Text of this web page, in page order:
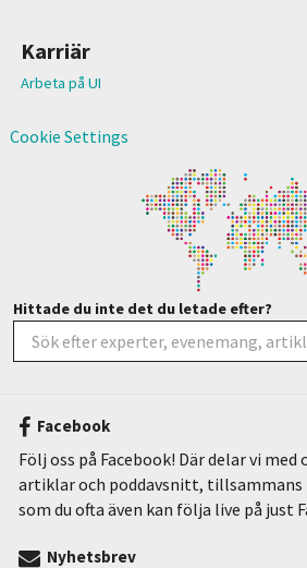
Karriär
Arbeta på UI
Cookie Settings
Hittade du inte det du letade efter?
Facebook
Följ oss på Facebook! Där delar vi med
artiklar och poddavsnitt, tillsammans
som du ofta även kan följa live på just
Nyhetsbrev